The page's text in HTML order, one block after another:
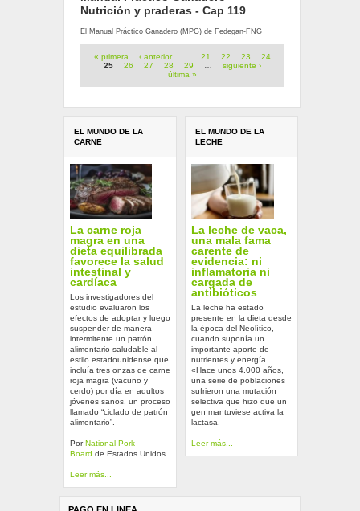
Nutrición y praderas - Cap 119
El Manual Práctico Ganadero (MPG) de Fedegan-FNG
Páginas
« primera ‹ anterior … 21 22 23
24
25
26 27 28 29 …
siguiente ›
última »
EL MUNDO DE LA
CARNE
La carne roja
magra en una
dieta equilibrada
favorece la salud
intestinal y
cardíaca
Los investigadores del
estudio evaluaron los
efectos de adoptar y luego
suspender de manera
intermitente un patrón
alimentario saludable al
estilo estadounidense que
incluía tres onzas de carne
roja magra (vacuno y
cerdo) por día en adultos
jóvenes sanos, un proceso
llamado “ciclado de patrón
alimentario”.
PorNational Pork
Board de Estados Unidos
Leer más...
EL MUNDO DE LA
LECHE
La leche de vaca,
una mala fama
carente de
evidencia: ni
inflamatoria ni
cargada de
antibióticos
La leche ha estado
presente en la dieta desde
la época del Neolítico,
cuando suponía un
importante aporte de
nutrientes y energía.
«Hace unos 4.000 años,
una serie de poblaciones
sufrieron una mutación
selectiva que hizo que un
gen mantuviese activa la
lactasa.
Leer más...